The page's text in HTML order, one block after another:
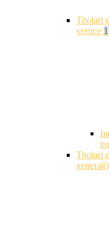
Titolari
vertice 1
Titolari
generali)